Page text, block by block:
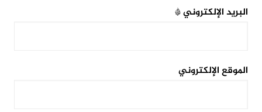
البريد الإلكتروني*
الموقع الإلكتروني